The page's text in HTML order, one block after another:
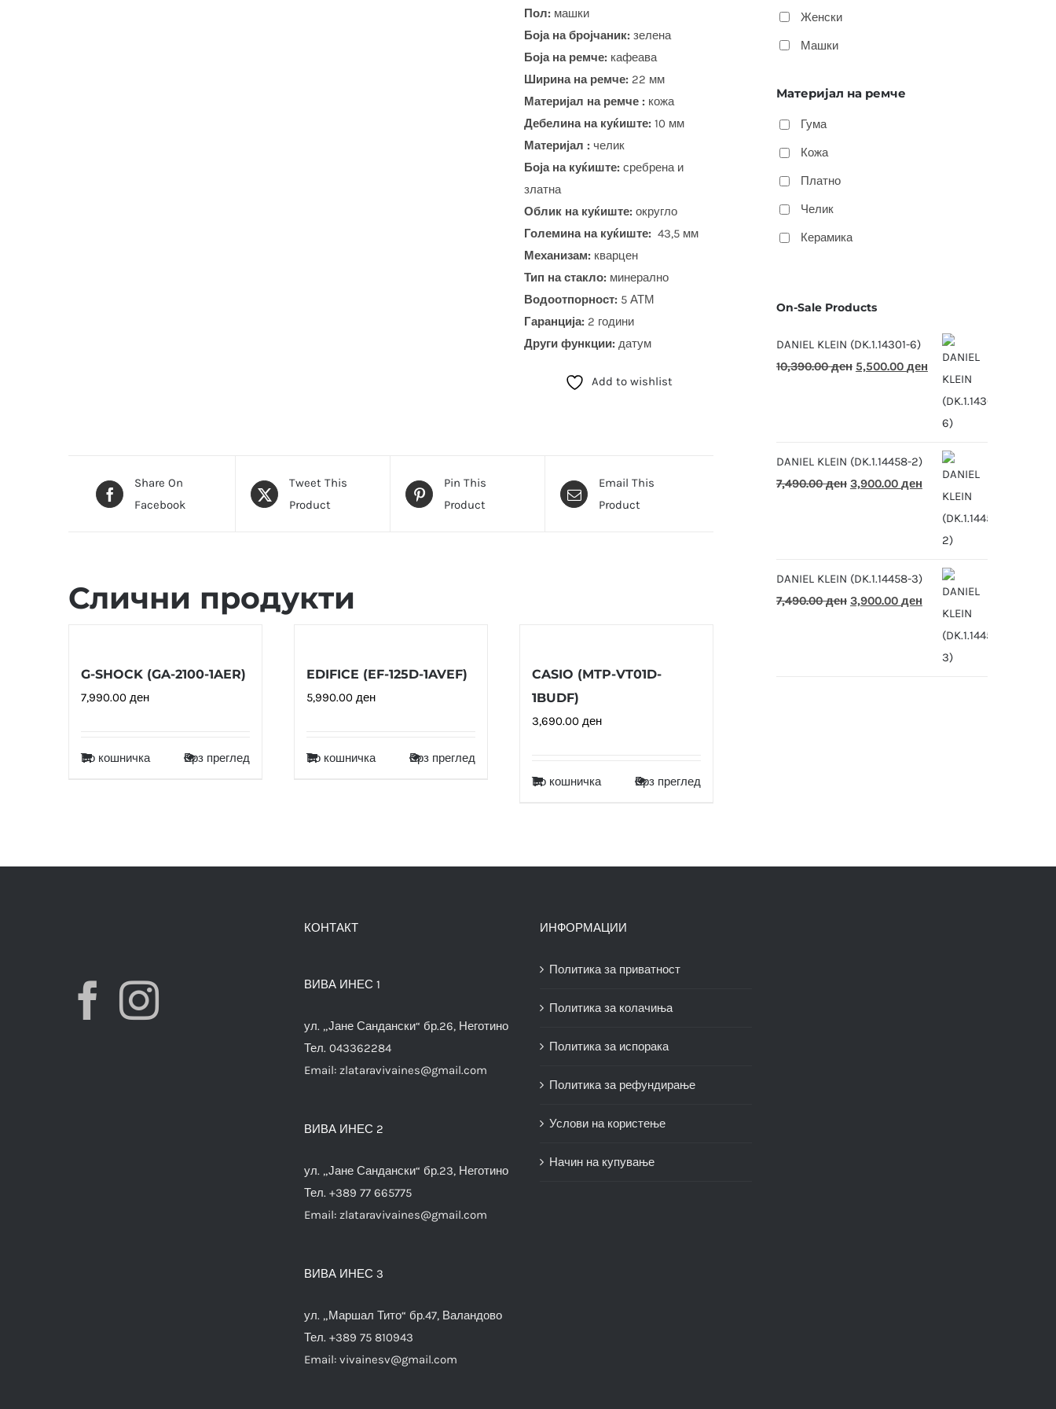
Пол: машки
Боја на бројчаник: зелена
Боја на ремче: кафеава
Ширина на ремче: 22 мм
Материјал на ремче : кожа
Дебелина на куќиште: 10 мм
Материјал : челик
Боја на куќиште: сребрена и
златна
Облик на куќиште: округло
Големина на куќиште: 43,5 мм
Механизам: кварцен
Тип на стакло: минерално
Водоотпорност: 5 АТМ
Гаранција: 2 години
Други функции: датум
Add to wishlist
Share On
Facebook
Tweet This
Product
Pin This
Product
Email This
Product
Слични продукти
G-SHOCK (GA-2100-1AER)
7,990.00 ден
Во кошничка Брз преглед
EDIFICE (EF-125D-1AVEF)
5,990.00 ден
Во кошничка Брз преглед
CASIO (MTP-VT01D-
1BUDF)
3,690.00 ден
Во кошничка Брз преглед
Женски
Машки
Материјал на ремче
Гума
Кожа
Платно
Челик
Керамика
On-Sale Products
DANIEL KLEIN (DK.1.14301-6)
10,390.00ден Original
5,500.00 денCurrent
price
5,500.00 ден.
DANIEL KLEIN (DK.1.14458-2)
7,490.00ден Original
3,900.00 денCurrent
price
3,900.00 ден.
DANIEL KLEIN (DK.1.14458-3)
7,490.00ден Original
3,900.00 денCurrent
price
3,900.00 ден.
КОНТАКТ
ВИВА ИНЕС 1
ул. „Јане Сандански“ бр.26, Неготино
Тел. 043362284
Email: zlataravivaines@gmail.com
ВИВА ИНЕС 2
ул. „Јане Сандански“ бр.23, Неготино
Тел. +389 77 665775
Email: zlataravivaines@gmail.com
ВИВА ИНЕС 3
ул. „Маршал Тито“ бр.47, Валандово
Тел. +389 75 810943
Email: vivainesv@gmail.com
ИНФОРМАЦИИ
Политика за приватност
Политика за колачиња
Политика за испорака
Политика за рефундирање
Услови на користење
Начин на купување